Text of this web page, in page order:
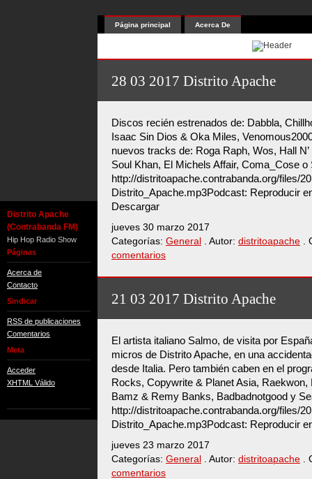
Distrito Apache
(Contrabanda FM)
Hip Hop Radio Show
Páginas
Acerca de
Contacto
Sindicar
RSS de publicaciones
Comentarios
Meta
Acceder
XHTML Válido
Página principal Acerca De
28 03 2017 Distrito Apache
Discos recién estrenados de: Dabbla,
Isaac Sin Dios & Oka Miles,
nuevos tracks de: Roga Raph, Wos, Hall
Soul Khan, El Michels Affair, Coma_Cose
http://distritoapache.contrabanda.org/files/
Distrito_Apache.mp3Podcast: Reproducir
Descargar
jueves 30 marzo 2017
Categorías: General . Autor: distritoapache .
comentarios
21 03 2017 Distrito Apache
El artista italiano Salmo, de visita por
micros de Distrito Apache, en una
desde Italia. Pero también caben en el
Rocks, Copywrite & Planet Asia,
Bamz & Remy Banks, Badbadnotgood y
http://distritoapache.contrabanda.org/files/
Distrito_Apache.mp3Podcast: Reproducir
jueves 23 marzo 2017
Categorías: General . Autor: distritoapache .
comentarios